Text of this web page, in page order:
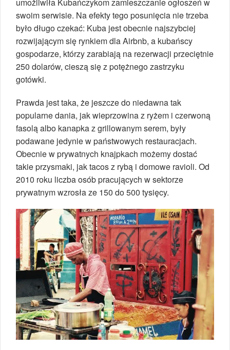
swoim serwisie. Na efekty tego posunięcia nie trzeba
było długo czekać: Kuba jest obecnie najszybciej
rozwijającym się rynkiem dla Airbnb, a kubańscy
gospodarze, którzy zarabiają na rezerwacji przeciętnie
250 dolarów, cieszą się z potężnego zastrzyku
gotówki.
Prawda jest taka, że jeszcze do niedawna tak
popularne dania, jak wieprzowina z ryżem i czerwoną
fasolą albo kanapka z grillowanym serem, były
podawane jedynie w państwowych restauracjach.
Obecnie w prywatnych knajpkach możemy dostać
takie przysmaki, jak tacos z rybą i domowe ravioli. Od
2010 roku liczba osób pracujących w sektorze
prywatnym wzrosła ze 150 do 500 tysięcy.